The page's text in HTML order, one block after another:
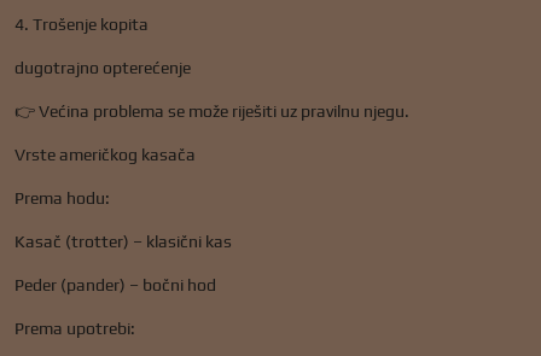
4. Trošenje kopita
dugotrajno opterećenje
👉 Većina problema se može riješiti uz pravilnu njegu.
Vrste američkog kasača
Prema hodu:
Kasač (trotter) – klasični kas
Peder (pander) – bočni hod
Prema upotrebi: